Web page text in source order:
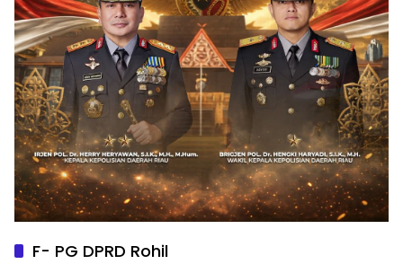
F- PG DPRD Rohil